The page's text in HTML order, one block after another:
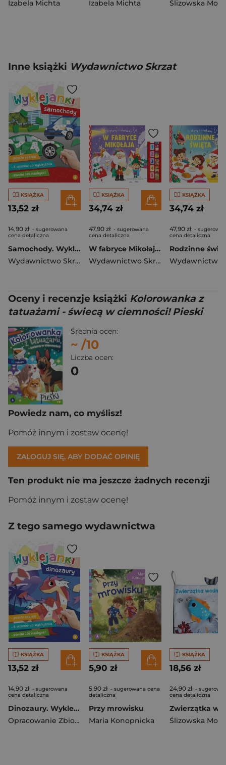
Izabela Michta Izabela Michta Ślizowska
Inne książki Wydawnictwo Skrzat
KSIĄŻKA
13,52 zł
14,90 zł - sugerowana
cena detaliczna
Samochody. Wyklejanki
Wydawnictwo Skrzat
KSIĄŻKA
34,74 zł
47,90 zł - sugerowana
cena detaliczna
W fabryce Mikołaja. Czytamy i słuchamy
Wydawnictwo Skrzat
,Opracowanie
KSIĄŻKA
34,74 zł
47,90 zł -
cena detaliczna
Oceny i recenzje książki Kolorowanka z
tatuażami - świecą w ciemności! Pieski
Średnia ocen:
~ /10
Liczba ocen:
0
Powiedz nam, co myślisz!
Pomóż innym i zostaw ocenę!
ZALOGUJ SIĘ, ABY DODAĆ OPINIĘ
Ten produkt nie ma jeszcze żadnych recenzji
Pomóż innym i zostaw ocenę!
Z tego samego wydawnictwa
KSIĄŻKA
13,52 zł
14,90 zł - sugerowana
cena detaliczna
Dinozaury. Wyklejanki
Opracowanie Zbiorowe
KSIĄŻKA
5,90 zł
5,90 zł - sugerowana cena
detaliczna
Przy mrowisku
Maria Konopnicka
KSIĄŻKA
18,56 zł
24,90 zł -
cena detaliczna
Ślizowska